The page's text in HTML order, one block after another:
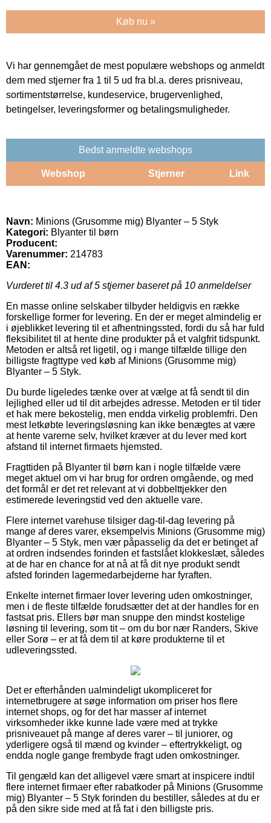
Køb nu »
Vi har gennemgået de mest populære webshops og anmeldt
dem med stjerner fra 1 til 5 ud fra bl.a. deres prisniveau,
sortimentstørrelse, kundeservice, brugervenlighed,
betingelser, leveringsformer og betalingsmuligheder.
Bedst anmeldte webshops
Webshop Stjerner Link
Navn: Minions (Grusomme mig) Blyanter – 5 Styk
Kategori: Blyanter til børn
Producent:
Varenummer: 214783
EAN:
Vurderet til 4.3 ud af 5 stjerner baseret på 10 anmeldelser
En masse online selskaber tilbyder heldigvis en række
forskellige former for levering. En der er meget almindelig er
i øjeblikket levering til et afhentningssted, fordi du så har fuld
fleksibilitet til at hente dine produkter på et valgfrit tidspunkt.
Metoden er altså ret ligetil, og i mange tilfælde tillige den
billigste fragttype ved køb af Minions (Grusomme mig)
Blyanter – 5 Styk.
Du burde ligeledes tænke over at vælge at få sendt til din
lejlighed eller ud til dit arbejdes adresse. Metoden er til tider
et hak mere bekostelig, men endda virkelig problemfri. Den
mest letkøbte leveringsløsning kan ikke benægtes at være
at hente varerne selv, hvilket kræver at du lever med kort
afstand til internet firmaets hjemsted.
Fragttiden på Blyanter til børn kan i nogle tilfælde være
meget aktuel om vi har brug for ordren omgående, og med
det formål er det ret relevant at vi dobbelttjekker den
estimerede leveringstid ved den aktuelle vare.
Flere internet varehuse tilsiger dag-til-dag levering på
mange af deres varer, eksempelvis Minions (Grusomme mig)
Blyanter – 5 Styk, men vær påpasselig da det er betinget af
at ordren indsendes forinden et fastslået klokkeslæt, således
at de har en chance for at nå at få dit nye produkt sendt
afsted forinden lagermedarbejderne har fyraften.
Enkelte internet firmaer lover levering uden omkostninger,
men i de fleste tilfælde forudsætter det at der handles for en
fastsat pris. Ellers bør man snuppe den mindst kostelige
løsning til levering, som tit – om du bor nær Randers, Skive
eller Sorø – er at få dem til at køre produkterne til et
udleveringssted.
Det er efterhånden ualmindeligt ukompliceret for
internetbrugere at søge information om priser hos flere
internet shops, og for det har masser af internet
virksomheder ikke kunne lade være med at trykke
prisniveauet på mange af deres varer – til juniorer, og
yderligere også til mænd og kvinder – eftertrykkeligt, og
endda nogle gange frembyde fragt uden omkostninger.
Til gengæld kan det alligevel være smart at inspicere indtil
flere internet firmaer efter rabatkoder på Minions (Grusomme
mig) Blyanter – 5 Styk forinden du bestiller, således at du er
på den sikre side med at få fat i den billigste pris.